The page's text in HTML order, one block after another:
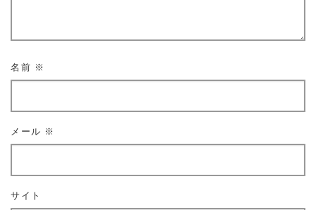
名前 ※
メール ※
サイト